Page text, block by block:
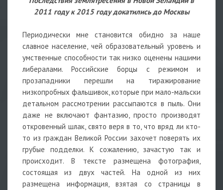
2011 году к 2015 году докатились до Москвы
Периодически мне становится обидно за наше
славное население, чей образовательный уровень и
умственные способности так низко оценены нашими
либералами. Российские борцы с режимом и
прозападники перешли на тиражирование
низкопробных фальшивок, которые при мало-мальски
детальном рассмотрении рассыпаются в пыль. Они
даже не включают фантазию, просто производят
откровенный шлак, свято веря в то, что вряд ли кто-
то из граждан Великой России захочет поверять их
грубые подделки. К сожалению, зачастую так и
происходит. В тексте размещена фотография,
состоящая из двух частей. На одной из них
размещена информация, взятая со страницы в